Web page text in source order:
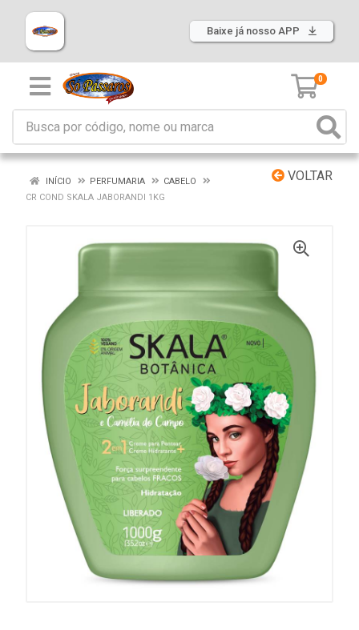
Baixe já nosso APP
0
VOLTAR
INÍCIO PERFUMARIA
CABELO
CR COND SKALA JABORANDI 1KG